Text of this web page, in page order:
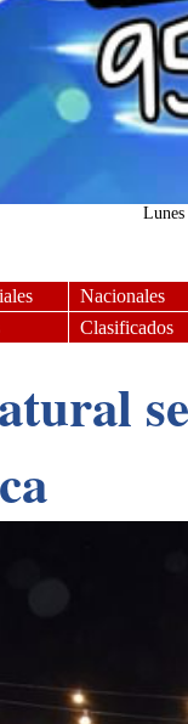
Lunes
Nacionales
Clasificados